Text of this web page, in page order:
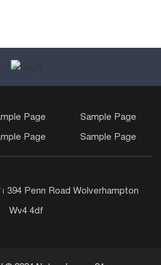
Page
Sample Page
Page Sample Page
394 Penn Road Wolverhampton
Wv4 4df